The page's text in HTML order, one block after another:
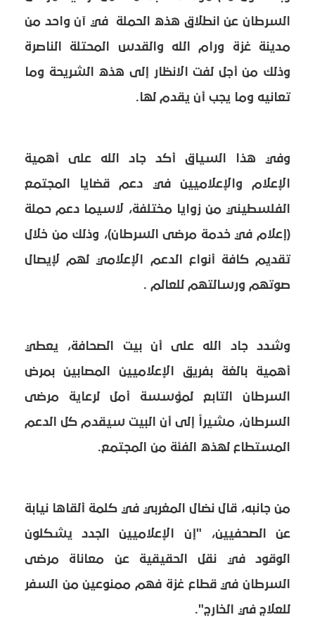
السرطان عن انطلاق هذه الحملة في آن واحد من
مدينة غزة ورام الله والقدس المحتلة الناصرة
وذلك من أجل لفت الانظار إلى هذه الشريحة وما
تعانيه وما يجب أن يقدم لها.
وفي هذا السياق أكد جاد الله على أهمية
الإعلام والإعلاميين في دعم قضايا المجتمع
الفلسطيني من زوايا مختلفة، لاسيما دعم حملة
(إعلام في خدمة مرضى السرطان)، وذلك من خلال
تقديم كافة أنواع الدعم الإعلامي لهم لإيصال
صوتهم ورسالتهم للعالم .
وشدد جاد الله على أن بيت الصحافة، يعطي
أهمية بالغة بفريق الإعلاميين المصابين بمرض
السرطان التابع لمؤسسة أمل لرعاية مرضى
السرطان، مشيراً إلى أن البيت سيقدم كل الدعم
المستطاع لهذه الفئة من المجتمع.
من جانبه، قال نضال المغربي في كلمة ألقاها نيابة
عن الصحفيين، "إن الإعلاميين الجدد يشكلون
الوقود في نقل الحقيقية عن معاناة مرضى
السرطان في قطاع غزة فهم ممنوعين من السفر
للعلاج في الخارج".